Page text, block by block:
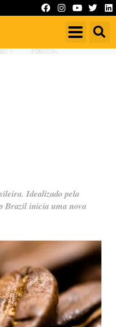
Idealizado pela
Brazil inicia uma nova